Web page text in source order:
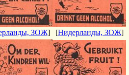
ЗОЖ] [Нидерланды, ЗОЖ]